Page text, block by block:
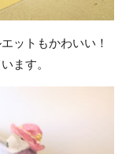
ットもかわいい！
ます。